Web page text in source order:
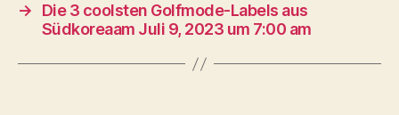
→
Die 3 coolsten Golfmode-Labels aus
Südkoreaam Juli 9, 2023 um 7:00 am